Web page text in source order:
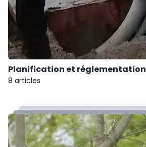
Planification et réglementation
8 articles